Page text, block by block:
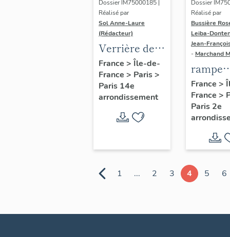
Dossier IM75000185 |
Réalisé par
Sol Anne-Laure
(Rédacteur)
Verrière de
l'escalier
d'honneur
France > Île-de-
France > Paris>
Paris 14e
arrondissement
Dossier
Réalisé par
Bussière
Leiba-
Jean-
- Marchand
rampe
d'appui,
Dames
Saint-
(non
France >
France >
Paris 2e
1 ... 2 3 4 5 6